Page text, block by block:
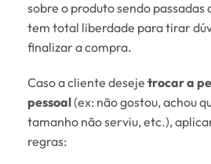
sobre o produto sendo passadas
tem total liberdade para tirar
finalizar a compra.
Caso a cliente deseje trocar a
pessoal(ex: não gostou, achou
tamanho não serviu, etc.),
regras: